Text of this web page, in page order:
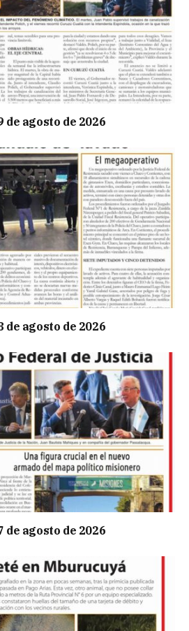
de agosto de 2026
de agosto de 2026
de agosto de 2026